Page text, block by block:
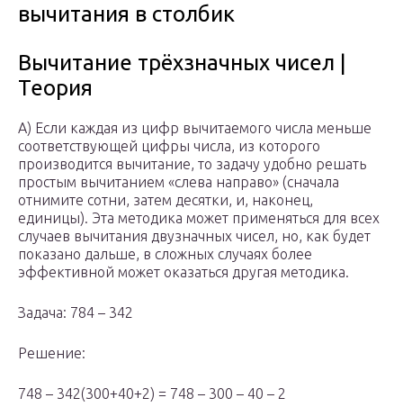
вычитания в столбик
Вычитание трёхзначных чисел |
Теория
А) Если каждая из цифр вычитаемого числа меньше
соответствующей цифры числа, из которого
производится вычитание, то задачу удобно решать
простым вычитанием «слева направо» (сначала
отнимите сотни, затем десятки, и, наконец,
единицы). Эта методика может применяться для всех
случаев вычитания двузначных чисел, но, как будет
показано дальше, в сложных случаях более
эффективной может оказаться другая методика.
Задача: 784 – 342
Решение:
748 – 342(300+40+2) = 748 – 300 – 40 – 2